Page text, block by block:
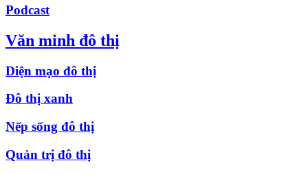
Podcast
Văn minh đô thị
Diện mạo đô thị
Đô thị xanh
Nếp sống đô thị
Quản trị đô thị